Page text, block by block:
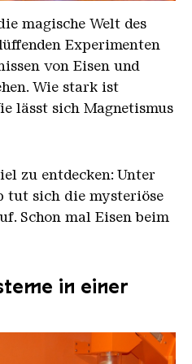
magische Welt des
Experimenten
von Eisen und
Wie stark ist
lässt sich Magnetismus
zu entdecken: Unter
tut sich die mysteriöse
Schon mal Eisen beim
in einer